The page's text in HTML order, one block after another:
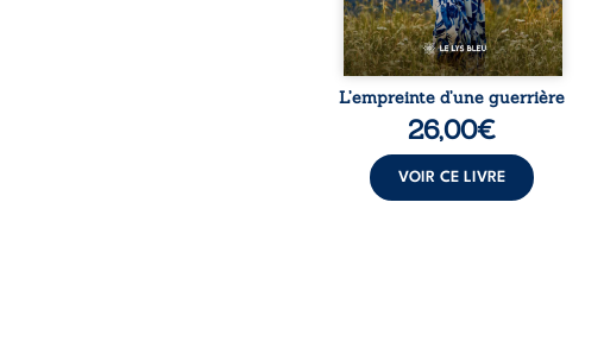
L’empreinte d’une guerrière
26,00€
VOIR CE LIVRE